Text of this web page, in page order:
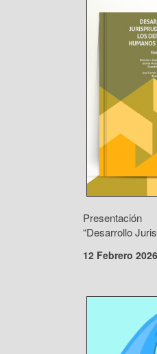
“Desarrollo
12 Febrero 2026